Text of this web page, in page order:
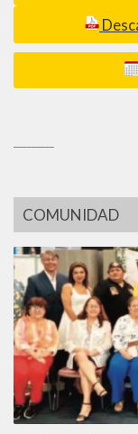
COMUNIDAD